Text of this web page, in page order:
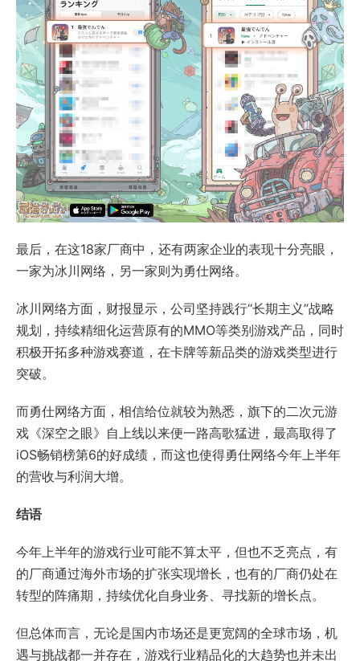
最后，在这18家厂商中，还有两家企业的表现十分亮眼，
一家为冰川网络，另一家则为勇仕网络。
冰川网络方面，财报显示，公司坚持践行“长期主义”战略
规划，持续精细化运营原有的MMO等类别游戏产品，同时
积极开拓多种游戏赛道，在卡牌等新品类的游戏类型进行
突破。
而勇仕网络方面，相信给位就较为熟悉，旗下的二次元游
戏《深空之眼》自上线以来便一路高歌猛进，最高取得了
iOS畅销榜第6的好成绩，而这也使得勇仕网络今年上半年
的营收与利润大增。
结语
今年上半年的游戏行业可能不算太平，但也不乏亮点，有
的厂商通过海外市场的扩张实现增长，也有的厂商仍处在
转型的阵痛期，持续优化自身业务、寻找新的增长点。
但总体而言，无论是国内市场还是更宽阔的全球市场，机
遇与挑战都一并存在，游戏行业精品化的大趋势也并未出